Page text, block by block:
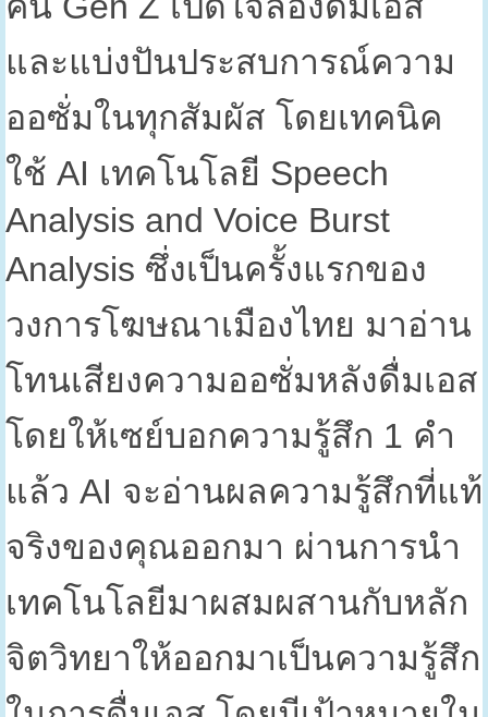
และแบ่งปันประสบการณ์ความ
ออซั่มในทุกสัมผัส โดยเทคนิค
ใช้ AI เทคโนโลยี Speech
Analysis and Voice Burst
Analysis ซึ่งเป็นครั้งแรกของ
วงการโฆษณาเมืองไทย มาอ่าน
โทนเสียงความออซั่มหลังดื่มเอส
โดยให้เซย์บอกความรู้สึก 1 คำ
แล้ว AI จะอ่านผลความรู้สึกที่แท้
จริงของคุณออกมา ผ่านการนำ
เทคโนโลยีมาผสมผสานกับหลัก
จิตวิทยาให้ออกมาเป็นความรู้สึก